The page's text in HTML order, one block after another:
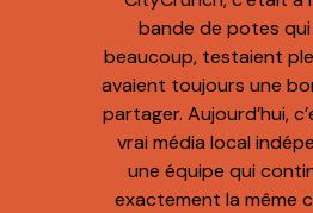
bande de potes
beaucoup, testaient
avaient toujours une
partager. Aujourd’hui,
vrai média local
une équipe qui
exactement la même